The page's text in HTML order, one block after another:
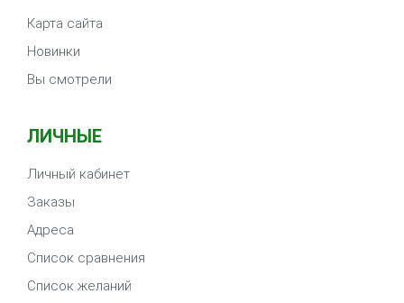
Карта сайта
Новинки
Вы смотрели
ЛИЧНЫЕ
Личный кабинет
Заказы
Адреса
Список сравнения
Список желаний